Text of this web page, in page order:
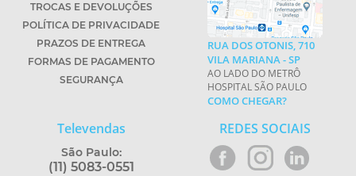
TROCAS E DEVOLUÇÕES
POLÍTICA DE PRIVACIDADE
PRAZOS DE ENTREGA
FORMAS DE PAGAMENTO
SEGURANÇA
RUA DOS OTONIS, 710
VILA MARIANA - SP
AO LADO DO METRÔ
HOSPITAL SÃO PAULO
COMO CHEGAR?
Televendas
São Paulo:
(11) 5083-0551
REDES SOCIAIS